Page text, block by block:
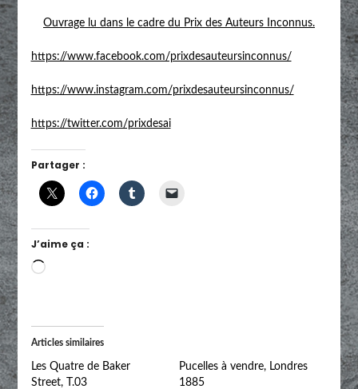
Ouvrage lu dans le cadre du Prix des Auteurs Inconnus.
https://www.facebook.com/prixdesauteursinconnus/
https://www.instagram.com/prixdesauteursinconnus/
https://twitter.com/prixdesai
Partager :
J’aime ça :
Chargement…
Articles similaires
Les Quatre de Baker
Street, T.03
Pucelles à vendre, Londres
1885